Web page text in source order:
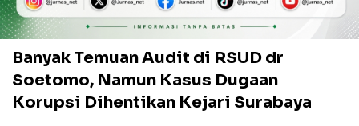
Banyak Temuan Audit di RSUD dr
Soetomo, Namun Kasus Dugaan
Korupsi Dihentikan Kejari Surabaya